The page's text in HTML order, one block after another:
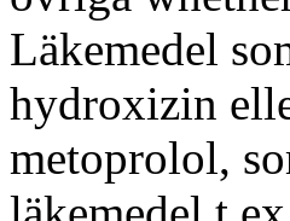
Läkemedel
hydroxizin
metoprolol,